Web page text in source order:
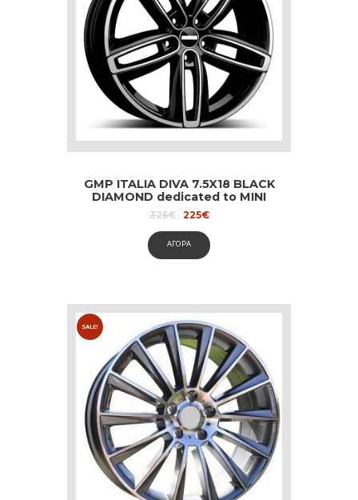
GMP ITALIA DIVA 7.5X18 BLACK
DIAMOND dedicated to MINI
325€
Original
was:
325€.
225€Current
is:
225€.
ΑΓΟΡΑ
SALE!